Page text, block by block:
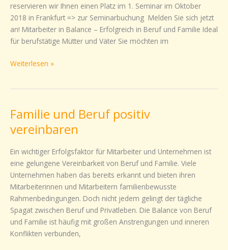
reservieren wir Ihnen einen Platz im 1. Seminar im Oktober
2018 in Frankfurt => zur Seminarbuchung Melden Sie sich jetzt
an! Mitarbeiter in Balance – Erfolgreich in Beruf und Familie Ideal
für berufstätige Mütter und Väter Sie möchten im
und
Familie
Karriere
gestalten.
managen.
organisieren.
Weiterlesen »
Familie und Beruf positiv
vereinbaren
Ein wichtiger Erfolgsfaktor für Mitarbeiter und Unternehmen ist
eine gelungene Vereinbarkeit von Beruf und Familie. Viele
Unternehmen haben das bereits erkannt und bieten ihren
Mitarbeiterinnen und Mitarbeitern familienbewusste
Rahmenbedingungen. Doch nicht jedem gelingt der tägliche
Spagat zwischen Beruf und Privatleben. Die Balance von Beruf
und Familie ist häufig mit großen Anstrengungen und inneren
Konflikten verbunden,
Familie
Beruf
positiv
vereinbaren